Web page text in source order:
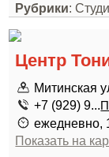
Рубрики:
Центр
Митинская
+7 (929) 9...
ежедневно,
Показать на